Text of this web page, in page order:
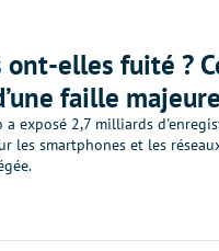
ont-elles fuité ?
faille majeure
a exposé 2,7 milliards
les smartphones et les